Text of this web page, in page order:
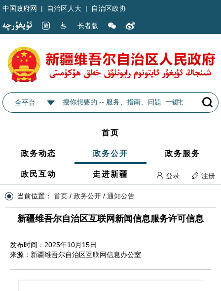
中国政府网 | 自治区人大 | 自治区政协
长者版
全平台
首页
政务动态 政务公开 政务服务
政民互动 走进新疆 登录 注册
当前位置： 首页 / 政务公开 / 通知公告
新疆维吾尔自治区互联网新闻信息服务许可信息
发布时间：2025年10月15日
来源：新疆维吾尔自治区互联网信息办公室